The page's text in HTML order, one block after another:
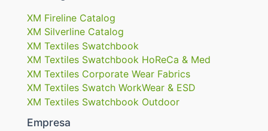
XM Fireline Catalog
XM Silverline Catalog
XM Textiles Swatchbook
XM Textiles Swatchbook HoReCa & Med
XM Textiles Corporate Wear Fabrics
XM Textiles Swatch WorkWear & ESD
XM Textiles Swatchbook Outdoor
Empresa